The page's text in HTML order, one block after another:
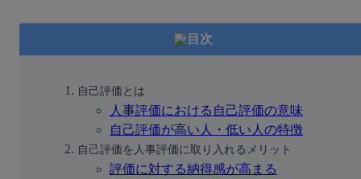
目次
自己評価とは
人事評価における自己評価の意味
自己評価が高い人・低い人の特徴
自己評価を人事評価に取り入れるメリット
評価に対する納得感が高まる